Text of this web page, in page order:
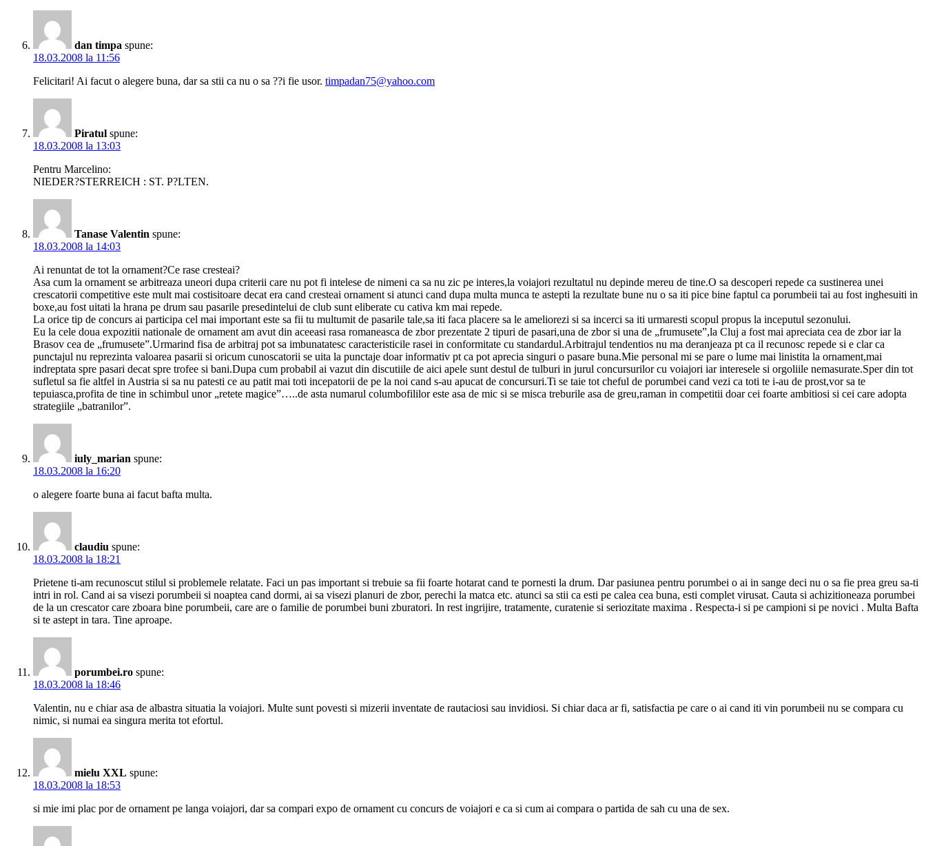
dan timpa spune:
18.03.2008 la 11:56
Felicitari! Ai facut o alegere buna, dar sa stii ca nu o sa ??i fie usor. timpadan75@yahoo.com
Piratul spune:
18.03.2008 la 13:03
Pentru Marcelino:
NIEDER?STERREICH : ST. P?LTEN.
Tanase Valentin spune:
18.03.2008 la 14:03
Ai renuntat de tot la ornament?Ce rase cresteai?
Asa cum la ornament se arbitreaza uneori dupa criterii care nu pot fi intelese de nimeni ca sa nu zic pe interes,la voiajori rezultatul nu depinde mereu de tine.O sa descoperi repede ca sustinerea unei
crescatorii competitive este mult mai costisitoare decat era cand cresteai ornament si atunci cand dupa multa munca te astepti la rezultate bune nu o sa iti pice bine faptul ca porumbeii tai au fost inghesuiti in
boxe,au fost uitati la hrana pe drum sau pasarile presedintelui de club sunt eliberate cu cativa km mai repede.
La orice tip de concurs ai participa cel mai important este sa fii tu multumit de pasarile tale,sa iti faca placere sa le ameliorezi si sa incerci sa iti urmaresti scopul propus la inceputul sezonului.
Eu la cele doua expozitii nationale de ornament am avut din aceeasi rasa romaneasca de zbor prezentate 2 tipuri de pasari,una de zbor si una de „frumusete”,la Cluj a fost mai apreciata cea de zbor iar la
Brasov cea de „frumusete”.Urmarind fisa de arbitraj pot sa imbunatatesc caracteristicile rasei in conformitate cu standardul.Arbitrajul tendentios nu ma deranjeaza pt ca il recunosc repede si e clar ca
punctajul nu reprezinta valoarea pasarii si oricum cunoscatorii se uita la punctaje doar informativ pt ca pot aprecia singuri o pasare buna.Mie personal mi se pare o lume mai linistita la ornament,mai
indreptata spre pasari decat spre trofee si bani.Dupa cum probabil ai vazut din discutiile de aici apele sunt destul de tulburi in jurul concursurilor cu voiajori iar interesele si orgoliile nemasurate.Sper din tot
sufletul sa fie altfel in Austria si sa nu patesti ce au patit mai toti incepatorii de pe la noi cand s-au apucat de concursuri.Ti se taie tot cheful de porumbei cand vezi ca toti te i-au de prost,vor sa te
tepuiasca,profita de tine in schimbul unor „retete magice”…..de asta numarul columbofililor este asa de mic si se misca treburile asa de greu,raman in competitii doar cei foarte ambitiosi si cei care adopta
strategiile „batranilor”.
iuly_marian spune:
18.03.2008 la 16:20
o alegere foarte buna ai facut bafta multa.
claudiu spune:
18.03.2008 la 18:21
Prietene ti-am recunoscut stilul si problemele relatate. Faci un pas important si trebuie sa fii foarte hotarat cand te pornesti la drum. Dar pasiunea pentru porumbei o ai in sange deci nu o sa fie prea greu sa-ti
intri in rol. Cand ai sa visezi porumbeii si noaptea cand dormi, ai sa visezi planuri de zbor, perechi la matca etc. atunci sa stii ca esti pe calea cea buna, esti complet virusat. Cauta si achizitioneaza porumbei
de la un crescator care zboara bine porumbeii, care are o familie de porumbei buni zburatori. In rest ingrijire, tratamente, curatenie si seriozitate maxima . Respecta-i si pe campioni si pe novici . Multa Bafta
si te astept in tara. Tine aproape.
porumbei.ro spune:
18.03.2008 la 18:46
Valentin, nu e chiar asa de albastra situatia la voiajori. Multe sunt povesti si mizerii inventate de rautaciosi sau invidiosi. Si chiar daca ar fi, satisfactia pe care o ai cand iti vin porumbeii nu se compara cu
nimic, si numai ea singura merita tot efortul.
mielu XXL spune:
18.03.2008 la 18:53
si mie imi plac por de ornament pe langa voiajori, dar sa compari expo de ornament cu concurs de voiajori e ca si cum ai compara o partida de sah cu una de sex.